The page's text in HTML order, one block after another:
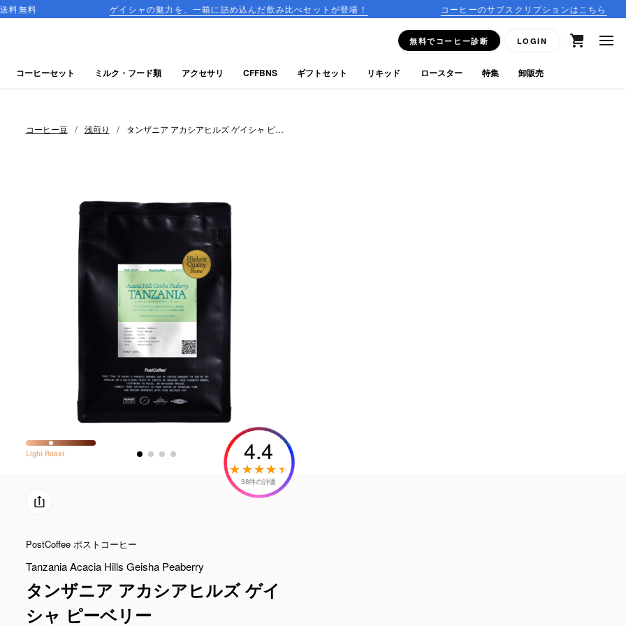
ゲイシャの魅力を、一箱に詰め込んだ飲み比べセットが登場！ コーヒーのサブスクリプションはこちら
無料でコーヒー診断 LOGIN
コーヒー豆 / 浅煎り / タンザニア アカシアヒルズ ゲイシャ ピー
ベリー
LightRoast 4.4
38件の評価
PostCoffee ポストコーヒー
Tanzania Acacia Hills Geisha Peaberry
タンザニア アカシアヒルズ ゲイ
シャ ピーベリー
コーヒーセット ミルク・フード類 アクセサリ CFFBNS ギフトセット リキッド ロースター 特集 卸販売